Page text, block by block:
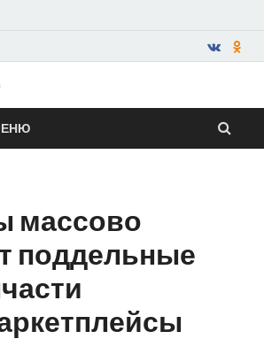
ForPost —
Авто
массово
поддельные